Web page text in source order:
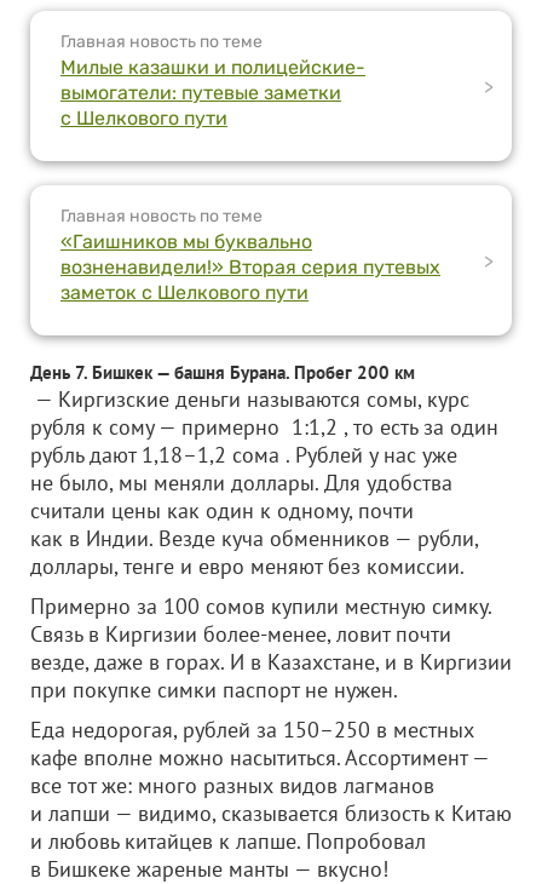
Главная новость по теме
Милые казашки и полицейские-
вымогатели: путевые заметки
с Шелкового пути
>
Главная новость по теме
«Гаишников мы буквально
возненавидели!» Вторая серия путевых
заметок с Шелкового пути
>
День 7. Бишкек — башня Бурана. Пробег 200 км
— Киргизские деньги называются сомы, курс
рубля к сому — примерно 1:1,2 , то есть за один
рубль дают 1,18–1,2 сома . Рублей у нас уже
не было, мы меняли доллары. Для удобства
считали цены как один к одному, почти
как в Индии. Везде куча обменников — рубли,
доллары, тенге и евро меняют без комиссии.
Примерно за 100 сомов купили местную симку.
Связь в Киргизии более-менее, ловит почти
везде, даже в горах. И в Казахстане, и в Киргизии
при покупке симки паспорт не нужен.
Еда недорогая, рублей за 150–250 в местных
кафе вполне можно насытиться. Ассортимент —
все тот же: много разных видов лагманов
и лапши — видимо, сказывается близость к Китаю
и любовь китайцев к лапше. Попробовал
в Бишкеке жареные манты — вкусно!